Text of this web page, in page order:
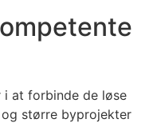
i at forbinde de løse
større byprojekter